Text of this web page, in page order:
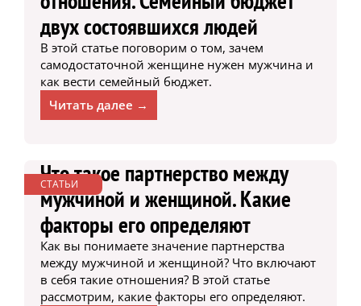
двух состоявшихся людей
В этой статье поговорим о том, зачем
самодостаточной женщине нужен мужчина и
как вести семейный бюджет.
Читать далее →
СТАТЬИ
Что такое партнерство между
мужчиной и женщиной. Какие
факторы его определяют
Как вы понимаете значение партнерства
между мужчиной и женщиной? Что включают
в себя такие отношения? В этой статье
рассмотрим, какие факторы его определяют.